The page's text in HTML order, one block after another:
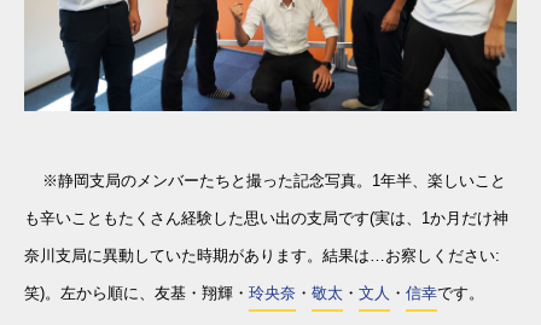
※静岡支局のメンバーたちと撮った記念写真。1年半、楽しいこと
も辛いこともたくさん経験した思い出の支局です(実は、1か月だけ神
奈川支局に異動していた時期があります。結果は…お察しください:
笑)。左から順に、友基・翔輝・ 玲央奈 ・ 敬太 ・ 文人 ・ 信幸です。